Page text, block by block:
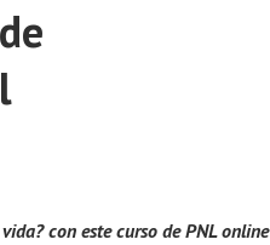
con este curso de PNL online